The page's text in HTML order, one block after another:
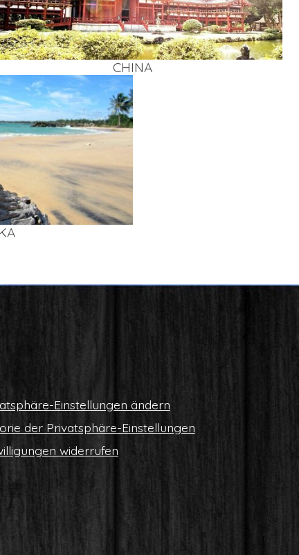
CHI­NA
Ein­stel­lun­gen ändern
der Privatsphäre-Einstellungen
widerrufen